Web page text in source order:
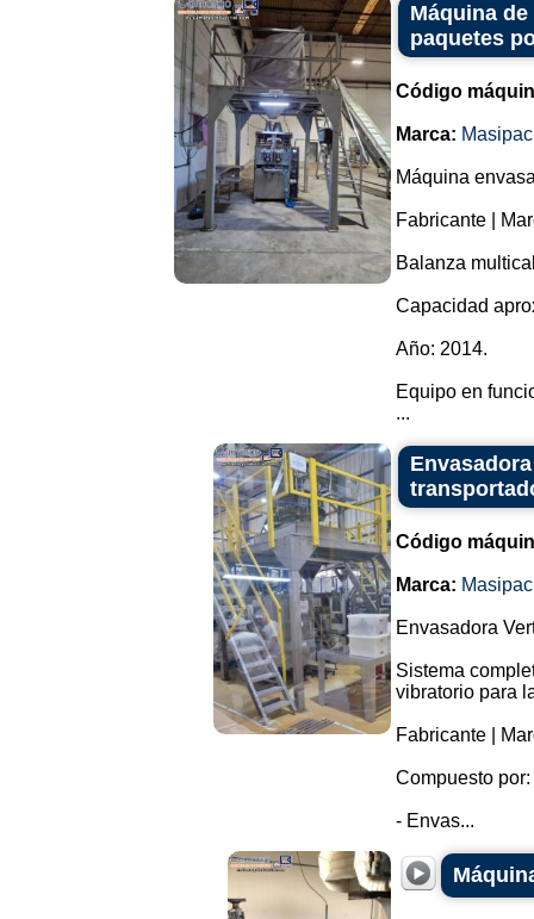
Máquina
paquetes
Código
Marca:
Máquina
Fabricante |
Balanza
Capacidad
Año: 2014.
Equipo en
...
Código
Marca:
Envasadora
Sistema
vibratorio para
Fabricante |
Compuesto por:
- Envas...